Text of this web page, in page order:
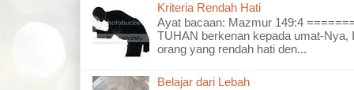
Kriteria Rendah Hati
Ayat bacaan: Mazmur 149:4
TUHAN berkenan kepada umat-Nya,
orang yang rendah hati den...
Belajar dari Lebah